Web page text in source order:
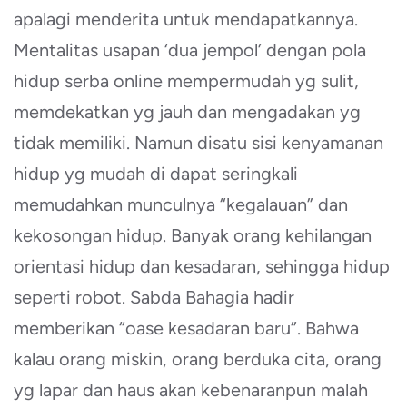
apalagi menderita untuk mendapatkannya.
Mentalitas usapan ‘dua jempol’ dengan pola
hidup serba online mempermudah yg sulit,
memdekatkan yg jauh dan mengadakan yg
tidak memiliki. Namun disatu sisi kenyamanan
hidup yg mudah di dapat seringkali
memudahkan munculnya “kegalauan” dan
kekosongan hidup. Banyak orang kehilangan
orientasi hidup dan kesadaran, sehingga hidup
seperti robot. Sabda Bahagia hadir
memberikan “oase kesadaran baru”. Bahwa
kalau orang miskin, orang berduka cita, orang
yg lapar dan haus akan kebenaranpun malah